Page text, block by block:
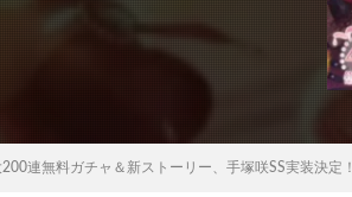
連無料ガチャ＆新ストーリー、手塚咲SS実装決定！